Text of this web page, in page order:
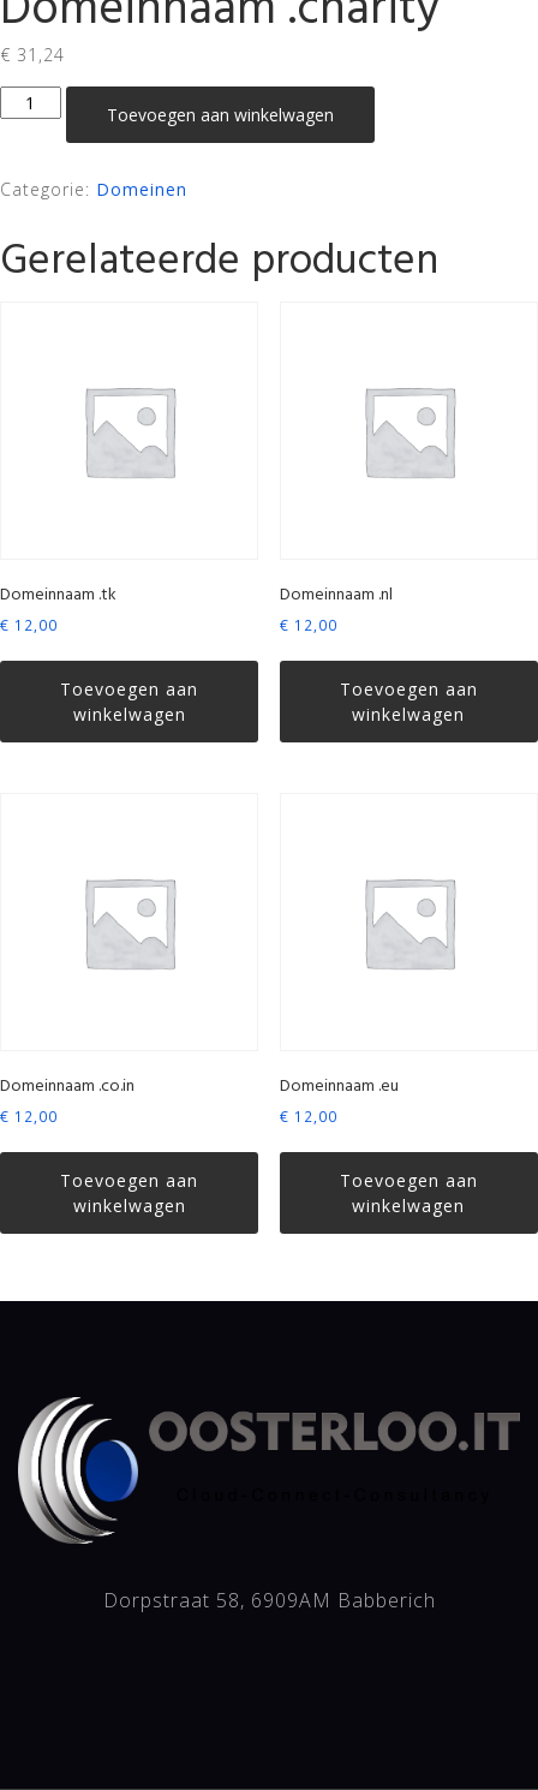
€ 31,24
Domeinnaam
.charity
Toevoegen aan winkelwagen
Categorie: Domeinen
Gerelateerde producten
Domeinnaam .tk
€ 12,00
Toevoegen aan
winkelwagen
Domeinnaam .nl
€ 12,00
Toevoegen aan
winkelwagen
Domeinnaam .co.in
€ 12,00
Toevoegen aan
winkelwagen
Domeinnaam .eu
€ 12,00
Toevoegen aan
winkelwagen
Dorpstraat 58, 6909AM Babberich